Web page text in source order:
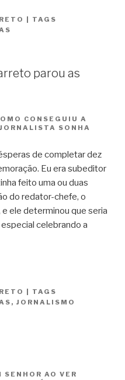
TAGS
parou as
CONSEGUIU A
SONHA
de completar dez
Eu era subeditor
feito uma ou duas
do redator-chefe, o
ele determinou que seria
celebrando a
| TAGS
, JORNALISMO
SENHOR AO VER